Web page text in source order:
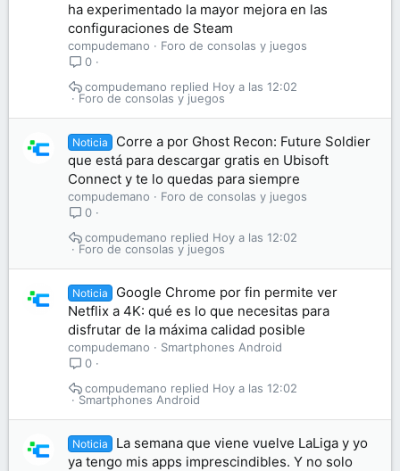
ha experimentado la mayor mejora en las
configuraciones de Steam
compudemano
Foro de consolas y juegos
0
Foro de consolas y juegos
Hoy a las 12:02
compudemano
Noticia
Corre a por Ghost Recon: Future Soldier
que está para descargar gratis en Ubisoft
Connect y te lo quedas para siempre
compudemano
Foro de consolas y juegos
0
Foro de consolas y juegos
Hoy a las 12:02
compudemano
Noticia
Google Chrome por fin permite ver
Netflix a 4K: qué es lo que necesitas para
disfrutar de la máxima calidad posible
compudemano
Smartphones Android
0
Smartphones Android
Hoy a las 12:02
compudemano
Noticia
La semana que viene vuelve LaLiga y yo
ya tengo mis apps imprescindibles. Y no solo